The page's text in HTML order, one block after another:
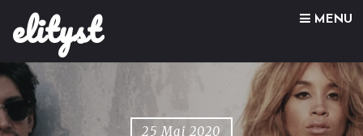
elityst MENU
Skip to content
25 Mai 2020